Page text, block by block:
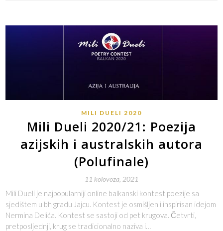
MILI DUELI 2020
Mili Dueli 2020/21: Poezija
azijskih i australskih autora
(Polufinale)
11 kolovoza, 2021
Mili Dueli je najpopularniji online balkanski kontest poezije sa
sjedištem u bh gradu Jajcu. Kontest je osmišljen i inspirisan idejom
Nermina Delića. Kontest se sastoji od pet krugova. Četvrti,
pretposljednji, krug se tradicionalno naziva i…